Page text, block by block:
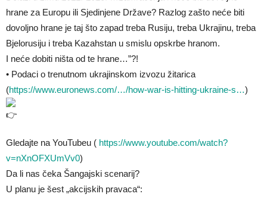
hrane za Europu ili Sjedinjene Države? Razlog zašto neće biti
dovoljno hrane je taj što zapad treba Rusiju, treba Ukrajinu, treba
Bjelorusiju i treba Kazahstan u smislu opskrbe hranom.
I neće dobiti ništa od te hrane…”?!
• Podaci o trenutnom ukrajinskom izvozu žitarica
(https://www.euronews.com/…/how-war-is-hitting-ukraine-s…)
Gledajte na YouTubeu ( https://www.youtube.com/watch?
v=nXnOFXUmVv0)
Da li nas čeka Šangajski scenarij?
U planu je šest „akcijskih pravaca“: